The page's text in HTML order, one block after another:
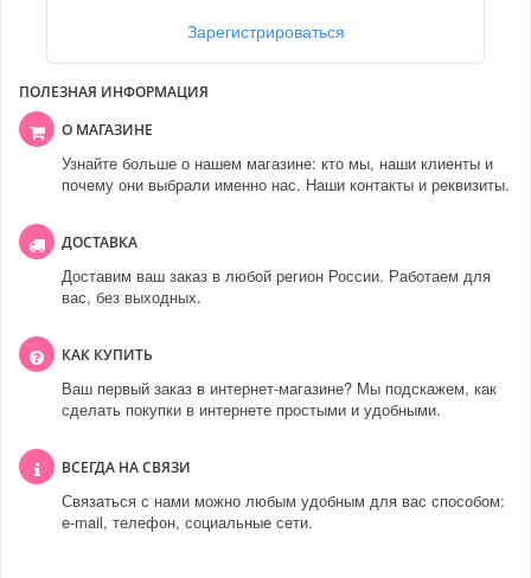
Зарегистрироваться
ПОЛЕЗНАЯ ИНФОРМАЦИЯ
О МАГАЗИНЕ
Узнайте больше о нашем магазине: кто мы, наши клиенты и
почему они выбрали именно нас. Наши контакты и реквизиты.
ДОСТАВКА
Доставим ваш заказ в любой регион России. Работаем для
вас, без выходных.
КАК КУПИТЬ
Ваш первый заказ в интернет-магазине? Мы подскажем, как
сделать покупки в интернете простыми и удобными.
ВСЕГДА НА СВЯЗИ
Связаться с нами можно любым удобным для вас способом:
e-mail, телефон, социальные сети.